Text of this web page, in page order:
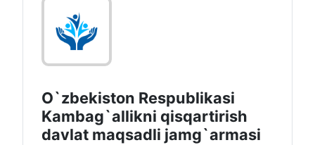
O`zbekiston Respublikasi
Kambag`allikni qisqartirish
davlat maqsadli jamg`armasi